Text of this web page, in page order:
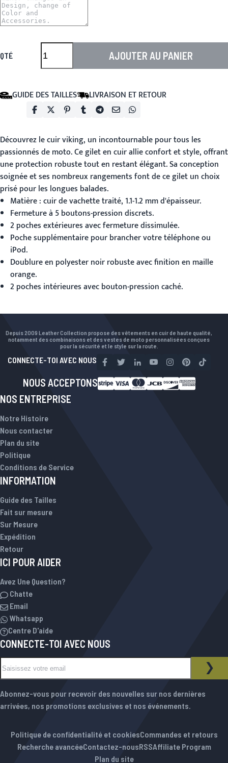
QTÉ AJOUTER AU PANIER
GUIDE DES TAILLES LIVRAISON ET RETOUR
Découvrez lecuir viking, un incontournable pour tous les
passionnés de moto. Ce gilet en cuir allie confort et style, offrant
une protection robuste tout en restant élégant. Sa conception
soignée et ses nombreux rangements font de ce gilet un choix
prisé pour les longues balades.
Matière : cuir de vachette traité, 1.1-1.2 mm d'épaisseur.
Fermeture à 5 boutons-pression discrets.
2 poches extérieures avec fermeture dissimulée.
Poche supplémentaire pour brancher votre téléphone ou
iPod.
Doublure en polyester noir robuste avec finition en maille
orange.
2 poches intérieures avec bouton-pression caché.
Depuis 2009 Leather Collection propose des vêtements en cuir de haute qualité,
notamment des combinaisons et des vestes de moto personnalisées conçues
pour la sécurité et le style sur la route.
CONNECTE-TOI AVEC NOUS
NOUS ACCEPTONS
NOS ENTREPRISE
Notre Histoire
Nous contacter
Plan du site
Politique
Conditions de Service
INFORMATION
Guide des Tailles
Fait sur mesure
Sur Mesure
Expédition
Retour
ICI POUR AIDER
Avez Une Question?
Chatte
Email
Whatsapp
Centre D'aide
CONNECTE-TOI AVEC NOUS
NEWSLETTER
Abonnez-vous pour recevoir des nouvelles sur nos dernières
arrivées, nos promotions exclusives et nos événements.
Politique de confidentialité et cookiesCommandes et retours
Recherche avancéeContactez-nousRSSAffiliate Program
Plan du site